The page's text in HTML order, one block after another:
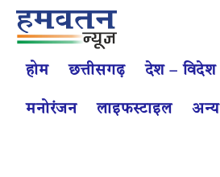
होम छत्तीसगढ़ देश – विदेश
मनोरंजन लाइफस्टाइल अन्य